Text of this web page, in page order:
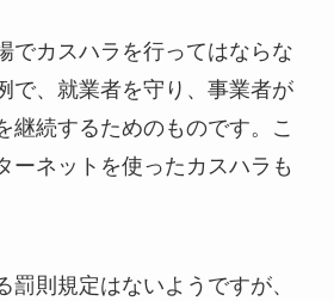
でカスハラを行ってはならな
で、就業者を守り、事業者が
継続するためのものです。こ
ーネットを使ったカスハラも
罰則規定はないようですが、